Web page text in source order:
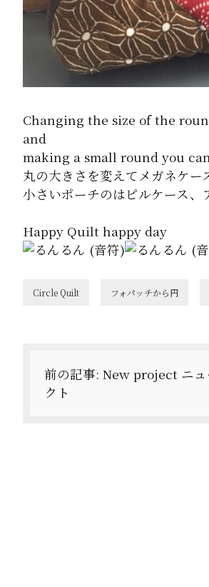
Changing the size of the
and
making a small round you
丸の大きさを変えてメガネケー
小さいポーチのはピルケース、
Happy Quilt happy day
Circle Quilt フォパッチから円
稿
ナ前の記事: New project ニュ
クト